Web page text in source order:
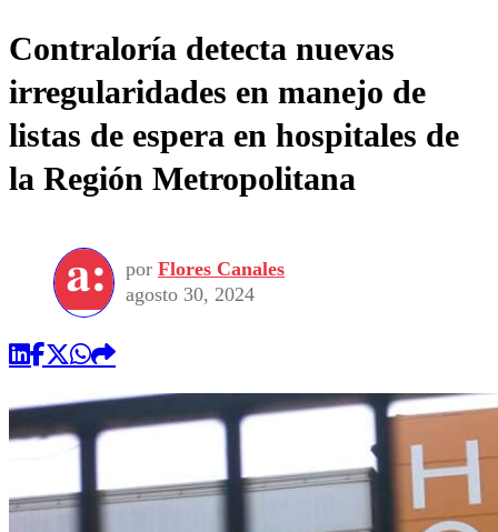
Contraloría detecta nuevas
irregularidades en manejo de
listas de espera en hospitales de
la Región Metropolitana
por Flores Canales
agosto 30, 2024